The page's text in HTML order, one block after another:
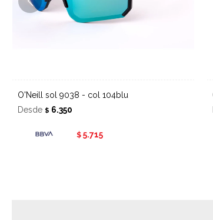
O'Neill sol 9038 - col 104blu
Desde $ 6.350
$ 5.715